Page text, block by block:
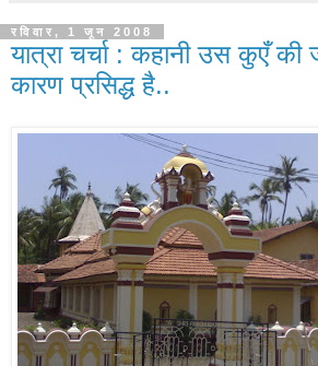
रविवार, 1 जून 2008
यात्रा चर्चा : कहानी उस कुएँ
कारण प्रसिद्ध है..